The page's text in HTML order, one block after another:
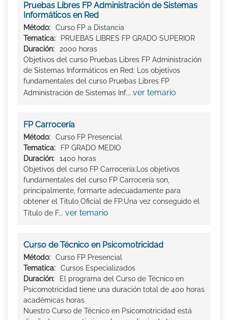
Pruebas Libres FP Administración de Sistemas
Informáticos en Red
Método:
Curso FP a Distancia
Tematica:
PRUEBAS LIBRES FP GRADO SUPERIOR
Duración:
2000 horas
Objetivos del curso Pruebas Libres FP Administración
de Sistemas Informáticos en Red: Los objetivos
fundamentales del curso Pruebas Libres FP
Administración de Sistemas Inf... ver temario
FP Carrocería
Método:
Curso FP Presencial
Tematica:
FP GRADO MEDIO
Duración:
1400 horas
Objetivos del curso FP Carrocería:Los objetivos
fundamentales del curso FP Carrocería son,
principalmente, formarte adecuadamente para
obtener el Titulo Oficial de FP.Una vez conseguido el
Título de F... ver temario
Curso de Técnico en Psicomotricidad
Método:
Curso FP Presencial
Tematica:
Cursos Especializados
Duración:
El programa del Curso de Técnico en
Psicomotricidad tiene una duración total de 400 horas
académicas horas
Nuestro Curso de Técnico en Psicomotricidad está